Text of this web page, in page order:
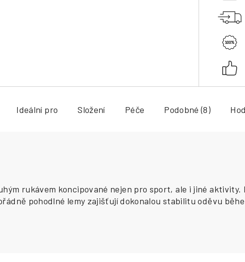
Ideální pro Složení Péče Podobné (8)
rukávem koncipované nejen pro sport, ale i jiné
pohodlné lemy zajišťují dokonalou stabilitu oděvu